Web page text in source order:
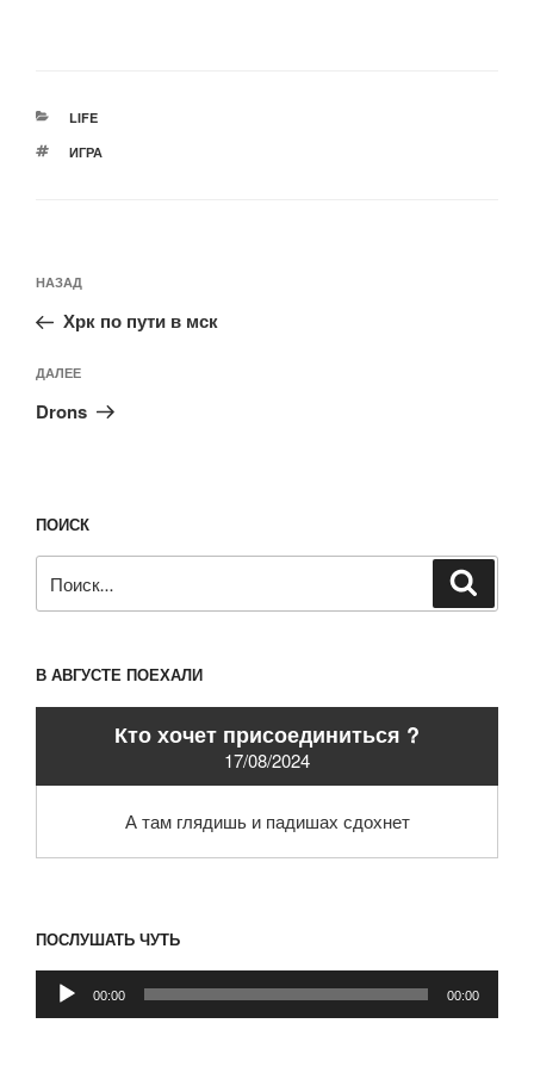
РУБРИКИ
LIFE
МЕТКИ
ИГРА
по
записям
Предыдущая
запись:
НАЗАД
Хрк по пути в мск
Следующая
запись
ДАЛЕЕ
Drons
ПОИСК
В АВГУСТЕ ПОЕХАЛИ
Кто хочет присоединиться ?
17/08/2024
А там глядишь и падишах сдохнет
ПОСЛУШАТЬ ЧУТЬ
Аудиоплеер
00:00 00:00